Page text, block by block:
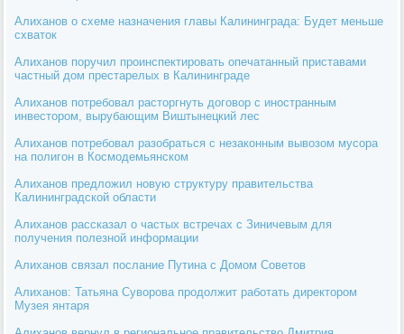
Алиханов о схеме назначения главы Калининграда: Будет меньше
схваток
Алиханов поручил проинспектировать опечатанный приставами
частный дом престарелых в Калининграде
Алиханов потребовал расторгнуть договор с иностранным
инвестором, вырубающим Виштынецкий лес
Алиханов потребовал разобраться с незаконным вывозом мусора
на полигон в Космодемьянском
Алиханов предложил новую структуру правительства
Калининградской области
Алиханов рассказал о частых встречах с Зиничевым для
получения полезной информации
Алиханов связал послание Путина с Домом Советов
Алиханов: Татьяна Суворова продолжит работать директором
Музея янтаря